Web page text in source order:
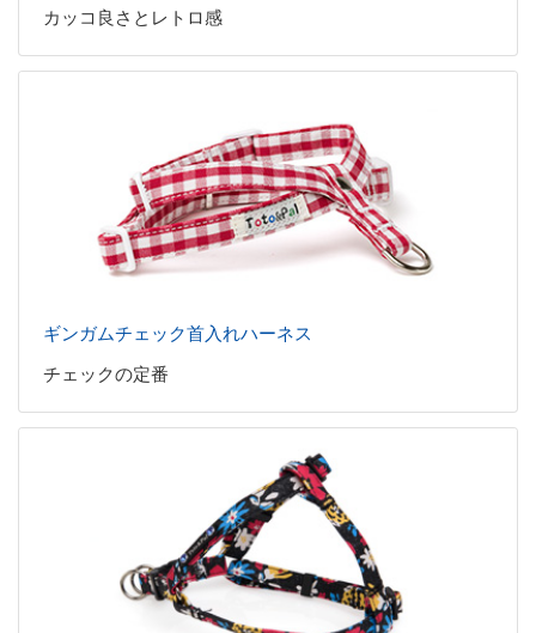
カッコ良さとレトロ感
ギンガムチェック首入れハーネス
チェックの定番